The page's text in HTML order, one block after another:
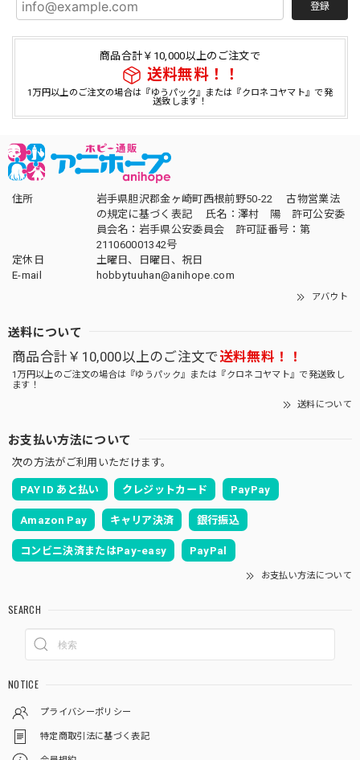
登録
商品合計￥10,000以上のご注文で
送料無料！！
1万円以上のご注文の場合は『ゆうパック』または『クロネコヤマト』で発
送致します！
住所
岩手県胆沢郡金ヶ崎町西根前野50-22 古物営業法
の規定に基づく表記 氏名：澤村 陽 許可公安委
員会名：岩手県公安委員会 許可証番号：第
211060001342号
定休日
土曜日、日曜日、祝日
E-mail
hobbytuuhan@anihope.com
アバウト
送料について
商品合計￥10,000以上のご注文で送料無料！！
1万円以上のご注文の場合は『ゆうパック』または『クロネコヤマト』で発送致し
ます！
送料について
お支払い方法について
次の方法がご利用いただけます。
PAY ID あと払い クレジットカード PayPay
Amazon Pay キャリア決済 銀行振込
コンビニ決済またはPay-easy PayPal
お支払い方法について
SEARCH
NOTICE
プライバシーポリシー
特定商取引法に基づく表記